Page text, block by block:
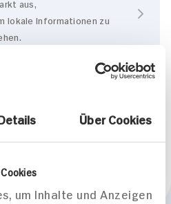
Über Cookies
um Inhalte und Anzeigen
aus,
lokale Informationen zu